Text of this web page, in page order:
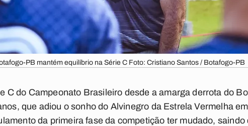
PB mantém equilíbrio na Série C Foto: Cristiano Santos / Botafogo-PB
C do Campeonato Brasileiro desde a amarga derrota do
que adiou o sonho do Alvinegro da Estrela Vermelha
da primeira fase da competição ter mudado, saindo